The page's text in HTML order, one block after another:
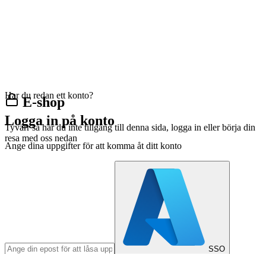
E-shop
Tyvärr så har du inte tillgång till denna sida, logga in eller börja din
resa med oss nedan
Har du redan ett konto?
Logga in på konto
Ange dina uppgifter för att komma åt ditt konto
SSO